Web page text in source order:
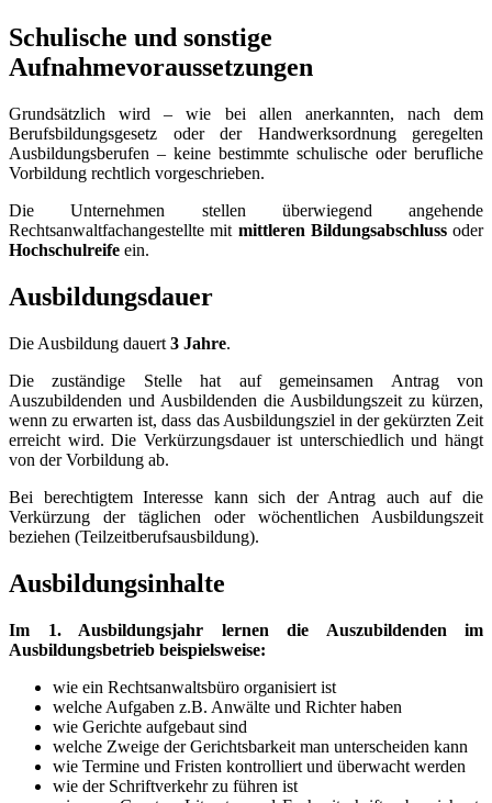
Schulische und sonstige
Aufnahmevoraussetzungen
Grundsätzlich wird – wie bei allen anerkannten, nach dem
Berufsbildungsgesetz oder der Handwerksordnung geregelten
Ausbildungsberufen – keine bestimmte schulische oder berufliche
Vorbildung rechtlich vorgeschrieben.
Die Unternehmen stellen überwiegend angehende
Rechtsanwaltfachangestellte mit mittleren Bildungsabschlussoder
Hochschulreife ein.
Ausbildungsdauer
Die Ausbildung dauert 3 Jahre.
Die zuständige Stelle hat auf gemeinsamen Antrag von
Auszubildenden und Ausbildenden die Ausbildungszeit zu kürzen,
wenn zu erwarten ist, dass das Ausbildungsziel in der gekürzten Zeit
erreicht wird. Die Verkürzungsdauer ist unterschiedlich und hängt
von der Vorbildung ab.
Bei berechtigtem Interesse kann sich der Antrag auch auf die
Verkürzung der täglichen oder wöchentlichen Ausbildungszeit
beziehen (Teilzeitberufsausbildung).
Ausbildungsinhalte
Im 1. Ausbildungsjahr lernen die Auszubildenden im
Ausbildungsbetrieb beispielsweise:
wie ein Rechtsanwaltsbüro organisiert ist
welche Aufgaben z.B. Anwälte und Richter haben
wie Gerichte aufgebaut sind
welche Zweige der Gerichtsbarkeit man unterscheiden kann
wie Termine und Fristen kontrolliert und überwacht werden
wie der Schriftverkehr zu führen ist